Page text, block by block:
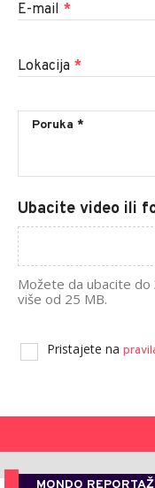
E-mail *
Lokacija *
Ubacite video ili
Možete da ubacite
više od 25 MB.
Pristajete na
MONDO